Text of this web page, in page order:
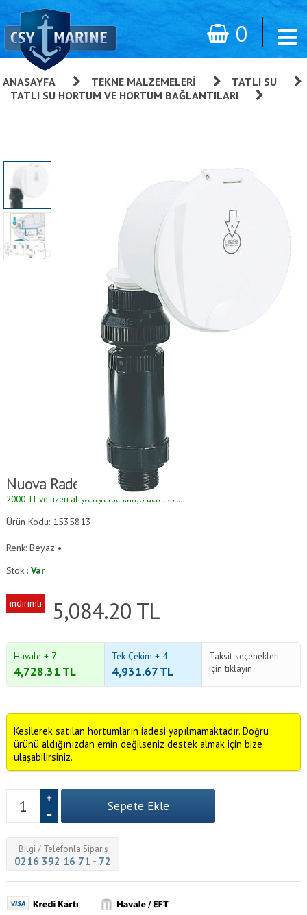
0
ANASAYFA TEKNE MALZEMELERI
TATLI SU
TATLI SU HORTUM VE HORTUM BAĞLANTILARI
Nuova Rade Gömme Su Girişi
2000 TL ve üzeri alışverişlerde kargo ücretsizdir.
Ürün Kodu: 1535813
Renk: Beyaz •
Stok :Var
indirimli 5,084.20 TL
Havale + 7
4,728.31 TL
Tek Çekim + 4
4,931.67TL
Taksit seçenekleri
için tıklayın
Kesilerek satılan hortumların iadesi yapılmamaktadır. Doğru
ürünü aldığınızdan emin değilseniz destek almak için bize
ulaşabilirsiniz.
Bilgi / Telefonla Sipariş
0216 392 16 71 - 72